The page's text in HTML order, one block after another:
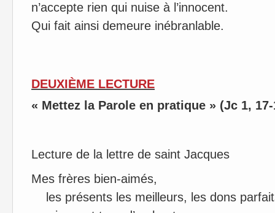
n’accepte rien qui nuise à l’innocent.
Qui fait ainsi demeure inébranlable.
DEUXIÈME LECTURE
« Mettez la Parole en pratique » (Jc 1, 17-
Lecture de la lettre de saint Jacques
Mes frères bien-aimés,
les présents les meilleurs, les dons